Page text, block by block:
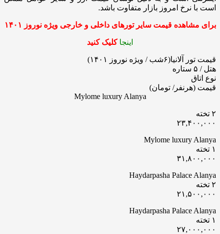
است با نرخ امروز بازار متفاوت باشد.
برای مشاهده قیمت سایر تورهای داخلی و خارجی ویژه نوروز ۱۴۰۱
اینجا کلیک کنید
قیمت تور آلانیا(۶شب / ویژه نوروز ۱۴۰۱)
هتل / ۵ ستاره
نوع اتاق
قیمت (هرنفر/ تومان)
Mylome luxury Alanya
۲ تخته
۲۳,۴۰۰,۰۰۰
Mylome luxury Alanya
۱ تخته
۳۱,۸۰۰,۰۰۰
Haydarpasha Palace Alanya
۲ تخته
۲۱,۵۰۰,۰۰۰
Haydarpasha Palace Alanya
۱ تخته
۲۷,۰۰۰,۰۰۰